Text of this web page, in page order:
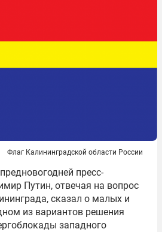
Флаг Калининградской области России
пресс-
Путин, отвечая на вопрос
сказал о малых и
из вариантов решения
западного